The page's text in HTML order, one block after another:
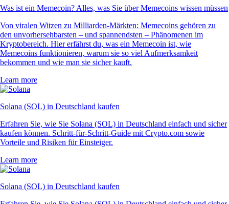
Was ist ein Memecoin? Alles, was Sie über Memecoins wissen müssen
Von viralen Witzen zu Milliarden-Märkten: Memecoins gehören zu
den unvorhersehbarsten – und spannendsten – Phänomenen im
Kryptobereich. Hier erfährst du, was ein Memecoin ist, wie
Memecoins funktionieren, warum sie so viel Aufmerksamkeit
bekommen und wie man sie sicher kauft.
Learn more
Solana (SOL) in Deutschland kaufen
Erfahren Sie, wie Sie Solana (SOL) in Deutschland einfach und sicher
kaufen können. Schritt-für-Schritt-Guide mit Crypto.com sowie
Vorteile und Risiken für Einsteiger.
Learn more
Solana (SOL) in Deutschland kaufen